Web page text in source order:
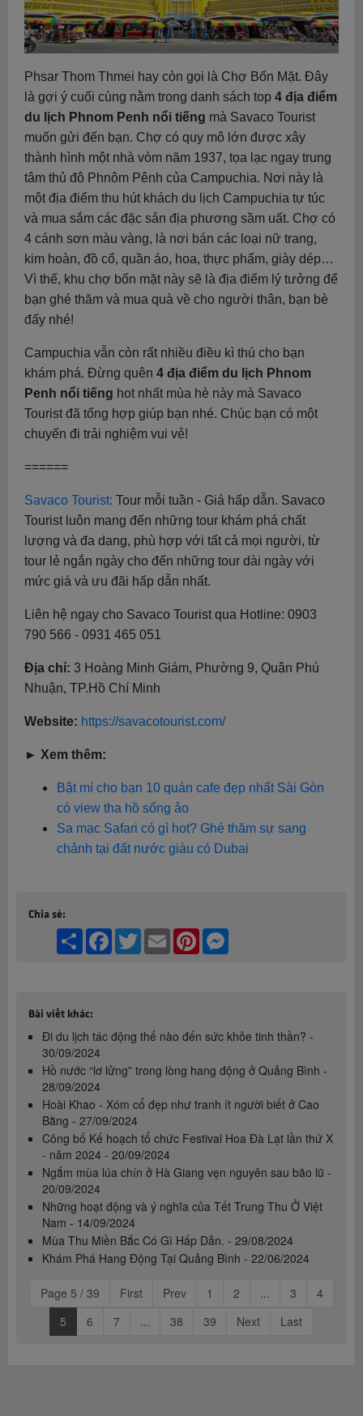
Phsar Thom Thmei hay còn gọi là Chợ Bốn Mặt. Đây
là gợi ý cuối cùng nằm trong danh sách top 4 địa điểm
du lịch Phnom Penh nổi tiếng mà Savaco Tourist
muốn gửi đến bạn. Chợ có quy mô lớn được xây
thành hình một nhà vòm năm 1937, tọa lạc ngay trung
tâm thủ đô Phnôm Pênh của Campuchia. Nơi này là
một địa điểm thu hút khách du lịch Campuchia tự túc
và mua sắm các đặc sản địa phương sầm uất. Chợ có
4 cánh sơn màu vàng, là nơi bán các loại nữ trang,
kim hoàn, đồ cổ, quần áo, hoa, thực phẩm, giày dép…
Vì thế, khu chợ bốn mặt này sẽ là địa điểm lý tưởng để
bạn ghé thăm và mua quà về cho người thân, bạn bè
đấy nhé!
Campuchia vẫn còn rất nhiều điều kì thú cho bạn
khám phá. Đừng quên 4 địa điểm du lịch Phnom
Penh nổi tiếng hot nhất mùa hè này mà Savaco
Tourist đã tổng hợp giúp bạn nhé. Chúc bạn có một
chuyến đi trải nghiệm vui vẻ!
======
Savaco Tourist: Tour mỗi tuần - Giá hấp dẫn. Savaco
Tourist luôn mang đến những tour khám phá chất
lượng và đa dang, phù hợp với tất cả mọi người, từ
tour lẻ ngắn ngày cho đến những tour dài ngày với
mức giá và ưu đãi hấp dẫn nhất.
Liên hệ ngay cho Savaco Tourist qua Hotline: 0903
790 566 - 0931 465 051
Địa chỉ: 3 Hoàng Minh Giám, Phường 9, Quận Phú
Nhuận, TP.Hồ Chí Minh
Website: https://savacotourist.com/
► Xem thêm:
Bật mí cho bạn 10 quán cafe đẹp nhất Sài Gòn
có view tha hồ sống ảo
Sa mạc Safari có gì hot? Ghé thăm sự sang
chảnh tại đất nước giàu có Dubai
Chia sẻ:
Share Facebook
TwitterEmail Pinterest
Bài viết khác:
Đi du lịch tác động thế nào đến sức khỏe tinh thần? -
30/09/2024
Hồ nước “lơ lửng” trong lòng hang động ở Quảng Bình -
28/09/2024
Hoài Khao - Xóm cổ đẹp như tranh ít người biết ở Cao
Bằng - 27/09/2024
Công bố Kế hoạch tổ chức Festival Hoa Đà Lạt lần thứ X
- năm 2024 - 20/09/2024
Ngắm mùa lúa chín ở Hà Giang vẹn nguyên sau bão lũ -
20/09/2024
Những hoạt động và ý nghĩa của Tết Trung Thu Ở Việt
Nam - 14/09/2024
Mùa Thu Miền Bắc Có Gì Hấp Dẫn. - 29/08/2024
Khám Phá Hang Động Tại Quảng Bình - 22/06/2024
Page 5 / 39 First Prev 1 2 ... 3
4
5
6 7 ... 38 39 Next Last